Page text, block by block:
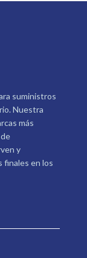
suministros
Nuestra
más
y
finales en los